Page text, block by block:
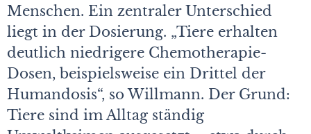
Menschen. Ein zentraler Unterschied
liegt in der Dosierung. „Tiere erhalten
deutlich niedrigere Chemotherapie-
Dosen, beispielsweise ein Drittel der
Humandosis“, so Willmann. Der Grund:
Tiere sind im Alltag ständig